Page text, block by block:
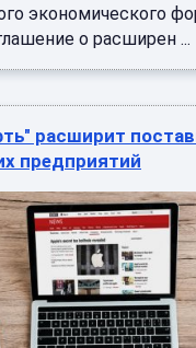
экономического
о расширен ...
расширит
предприятий